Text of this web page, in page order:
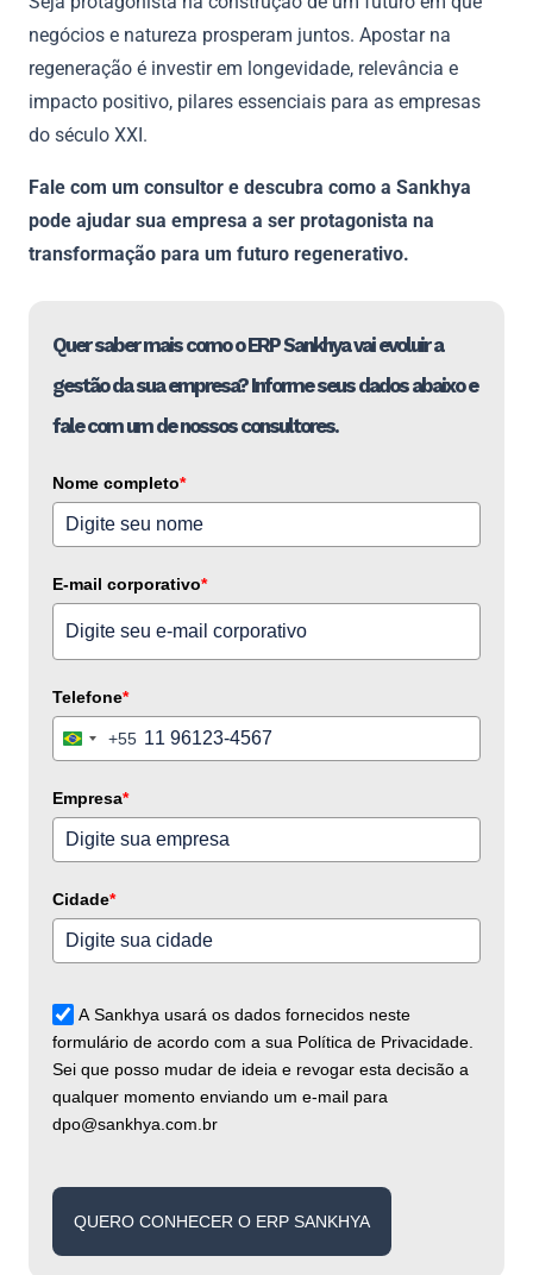
negócios e natureza prosperam juntos. Apostar na
regeneração é investir em longevidade, relevância e
impacto positivo, pilares essenciais para as empresas
do século XXI.
Fale com um consultor e descubra como a Sankhya
pode ajudar sua empresa a ser protagonista na
transformação para um futuro regenerativo.
Quer saber mais como o ERP Sankhya vai evoluir a
gestão da sua empresa? Informe seus dados abaixo e
fale com um de nossos consultores.
Nome completo*
E-mail corporativo*
Telefone*
Brazil+55
Empresa*
Cidade*
A Sankhya usará os dados fornecidos neste
formulário de acordo com a sua Política de Privacidade.
Sei que posso mudar de ideia e revogar esta decisão a
qualquer momento enviando um e-mail para
dpo@sankhya.com.br
QUERO CONHECER O ERP SANKHYA